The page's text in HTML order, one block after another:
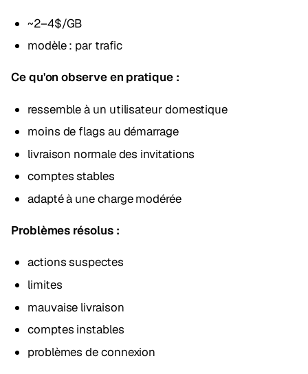
~2–4$/GB
modèle : par trafic
Ce qu'on observe en pratique :
ressemble à un utilisateur domestique
moins de flags au démarrage
livraison normale des invitations
comptes stables
adapté à une charge modérée
Problèmes résolus :
actions suspectes
limites
mauvaise livraison
comptes instables
problèmes de connexion